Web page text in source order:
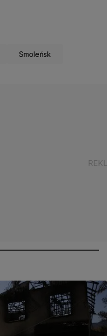
Smoleńsk